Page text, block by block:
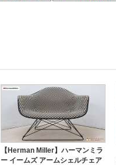
【Herman Miller】ハーマンミラ
ー イームズ アームシェルチェア